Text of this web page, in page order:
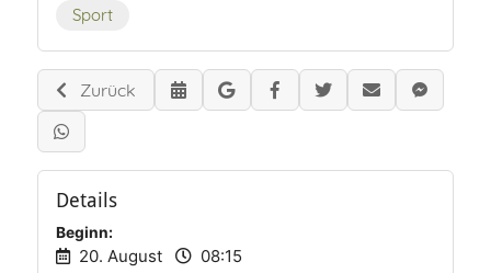
vor Ort ist ausgeschlossen.
Termine: 11.06./ 25.6./ 02.07./ 9.07./ 16.7./ 23.07./
30.07./ 13.08./ 20.08./ 27.08./ 10.09./ 17.09./
24.09./
Uhrzeit: 8.15 Uhr / Ende 9.15 Uhr
Ort: Wiese im Ortspark vor dem JUZ
Anmeldung über folgenden QR Code
Sport
Zurück
Details
Beginn:
20. August 08:15